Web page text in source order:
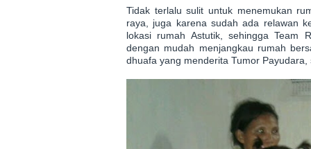
Tidak terlalu sulit untuk menemukan
raya, juga karena sudah ada relawan
lokasi rumah Astutik, sehingga Team
dengan mudah menjangkau rumah
dhuafa yang menderita Tumor